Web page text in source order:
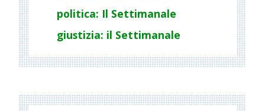
politica: Il Settimanale
giustizia: il Settimanale